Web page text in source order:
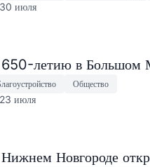
30 июля
летию в Большом
Общество
23 июля
Новгороде